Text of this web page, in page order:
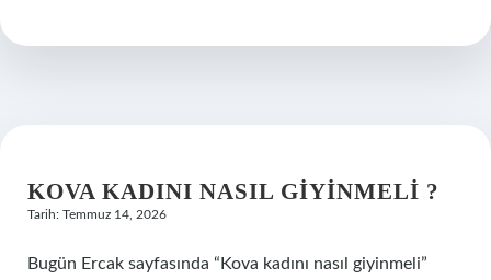
aşık
KOVA KADINI NASIL GIYINMELI ?
Tarih: Temmuz 14, 2026
Bugün Ercak sayfasında “Kova kadını nasıl giyinmeli”